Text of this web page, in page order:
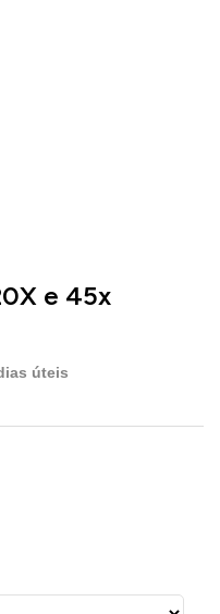
e 45x
úteis